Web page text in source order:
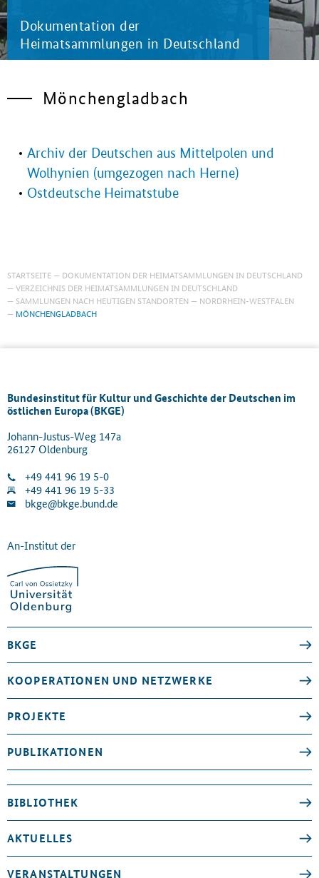
Dokumentation der
Heimatsammlungen in Deutschland
Mönchengladbach
Archiv der Deutschen aus Mittelpolen und
Wolhynien (umgezogen nach Herne)
Ostdeutsche Heimatstube
STARTSEITE
DOKUMENTATION DER HEIMATSAMMLUNGEN IN DEUTSCHLAND
VERZEICHNIS DER HEIMATSAMMLUNGEN IN DEUTSCHLAND
SAMMLUNGEN NACH HEUTIGEN STANDORTEN
NORDRHEIN-WESTFALEN
MÖNCHENGLADBACH
Bundesinstitut für Kultur und Geschichte der Deutschen im
östlichen Europa (BKGE)
Johann-Justus-Weg 147a
26127 Oldenburg
+49 441 96 19 5-0
+49 441 96 19 5-33
bkge@bkge.bund.de
An-Institut der
BKGE
KOOPERATIONEN UND NETZWERKE
PROJEKTE
PUBLIKATIONEN
BIBLIOTHEK
AKTUELLES
VERANSTALTUNGEN